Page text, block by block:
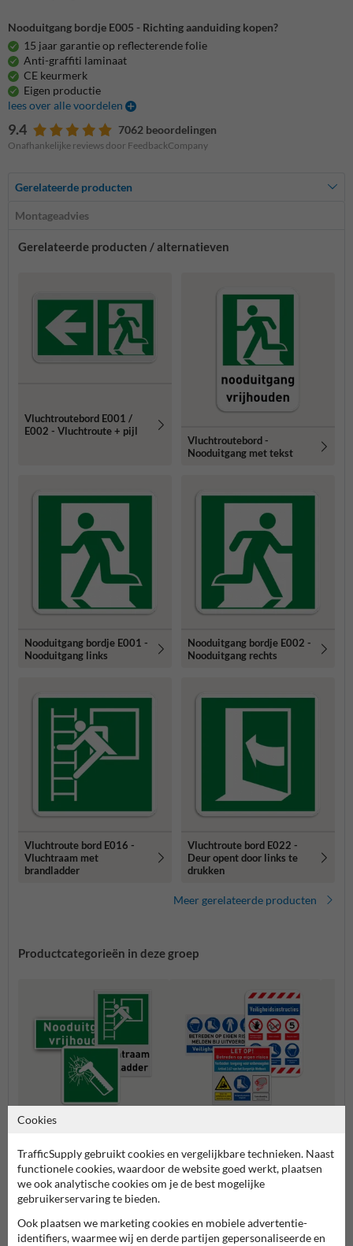
Nooduitgang bordje E005 - Richting aanduiding kopen?
15 jaar garantie op reflecterende folie
Anti-graffiti laminaat
CE keurmerk
Eigen productie
lees over alle voordelen
9.4 7062 beoordelingen
Onafhankelijke reviews door FeedbackCompany
Gerelateerde producten
Montageadvies
Gerelateerde producten / alternatieven
Vluchtroutebord E001 /
E002 - Vluchtroute + pijl
Vluchtroutebord -
Nooduitgang met tekst
Nooduitgang bordje E001 -
Nooduitgang links
Nooduitgang bordje E002 -
Nooduitgang rechts
Vluchtroute bord E016 -
Vluchtraam met
brandladder
Vluchtroute bord E022 -
Deur opent door links te
drukken
Meer gerelateerde producten
Productcategorieën in deze groep
Veiligheidsborden
Cookies
TrafficSupply gebruikt cookies en vergelijkbare technieken. Naast
functionele cookies, waardoor de website goed werkt, plaatsen
we ook analytische cookies om je de best mogelijke
gebruikerservaring te bieden.
Ook plaatsen we marketing cookies en mobiele advertentie-
identifiers, waarmee wij en derde partijen gepersonaliseerde en